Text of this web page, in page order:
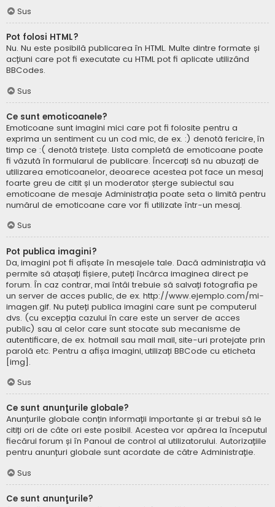
Sus
Pot folosi HTML?
Nu. Nu este posibilă publicarea în HTML. Multe dintre formate și
acțiuni care pot fi executate cu HTML pot fi aplicate utilizând
BBCodes.
Sus
Ce sunt emoticoanele?
Emoticoane sunt imagini mici care pot fi folosite pentru a
exprima un sentiment cu un cod mic, de ex. :) denotă fericire, în
timp ce :( denotă tristețe. Lista completă de emoticoane poate
fi văzută în formularul de publicare. Încercați să nu abuzați de
utilizarea emoticoanelor, deoarece acestea pot face un mesaj
foarte greu de citit și un moderator șterge subiectul sau
emoticoane de mesaje Administrația poate seta o limită pentru
numărul de emoticoane care vor fi utilizate într-un mesaj.
Sus
Pot publica imagini?
Da, imagini pot fi afișate în mesajele tale. Dacă administrația vă
permite să atașați fișiere, puteți încărca imaginea direct pe
forum. În caz contrar, mai întâi trebuie să salvați fotografia pe
un server de acces public, de ex. http://www.ejemplo.com/mi-
imagen.gif. Nu puteți publica imagini care sunt pe computerul
dvs. (cu excepția cazului în care este un server de acces
public) sau al celor care sunt stocate sub mecanisme de
autentificare, de ex. hotmail sau mail mail, site-uri protejate prin
parolă etc. Pentru a afișa imagini, utilizați BBCode cu eticheta
[img].
Sus
Ce sunt anunţurile globale?
Anunțurile globale conțin informații importante și ar trebui să le
citiți ori de câte ori este posibil. Acestea vor apărea la începutul
fiecărui forum și în Panoul de control al utilizatorului. Autorizațiile
pentru anunțuri globale sunt acordate de către Administrație.
Sus
Ce sunt anunţurile?